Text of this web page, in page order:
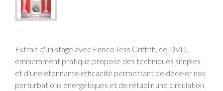
Extrait d'un stage avec Ennea Tess Griffith, ce DVD,
éminemment pratique propose des techniques simples
et d'une étonnante efficacité permettant de déceler nos
perturbations énergétiques et de rétablir une circulation